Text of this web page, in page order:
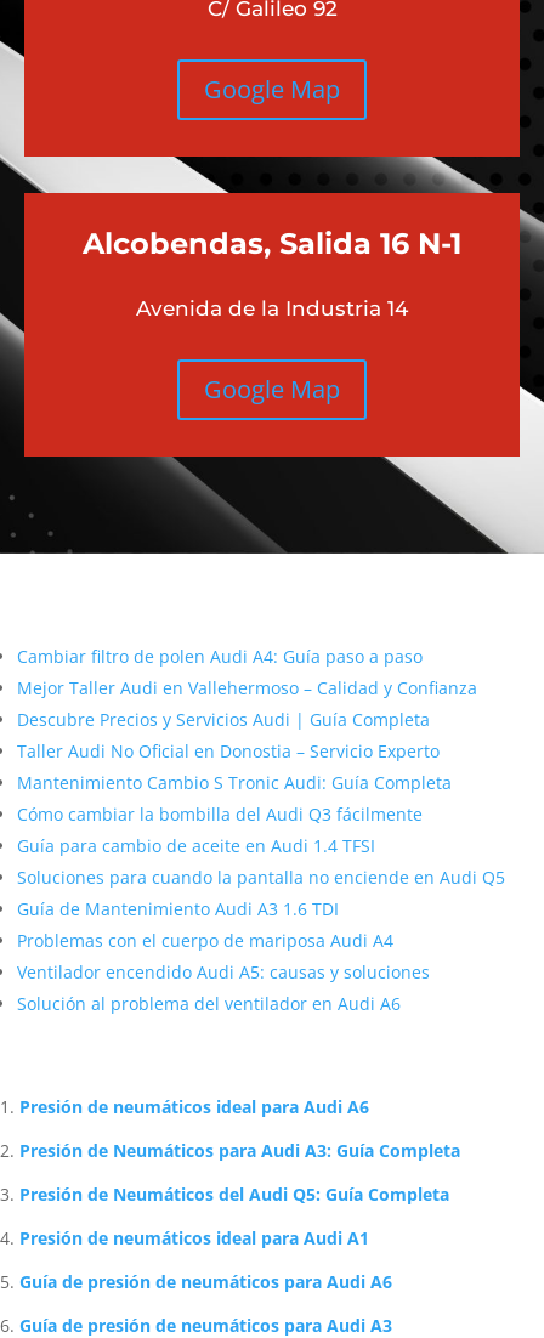
C/ Galileo 92
Google Map
Alcobendas, Salida 16 N-1
Avenida de la Industria 14
Google Map
Cambiar filtro de polen Audi A4: Guía paso a paso
Mejor Taller Audi en Vallehermoso – Calidad y Confianza
Descubre Precios y Servicios Audi | Guía Completa
Taller Audi No Oficial en Donostia – Servicio Experto
Mantenimiento Cambio S Tronic Audi: Guía Completa
Cómo cambiar la bombilla del Audi Q3 fácilmente
Guía para cambio de aceite en Audi 1.4 TFSI
Soluciones para cuando la pantalla no enciende en Audi Q5
Guía de Mantenimiento Audi A3 1.6 TDI
Problemas con el cuerpo de mariposa Audi A4
Ventilador encendido Audi A5: causas y soluciones
Solución al problema del ventilador en Audi A6
Presión de neumáticos ideal para Audi A6
Presión de Neumáticos para Audi A3: Guía Completa
Presión de Neumáticos del Audi Q5: Guía Completa
Presión de neumáticos ideal para Audi A1
Guía de presión de neumáticos para Audi A6
Guía de presión de neumáticos para Audi A3